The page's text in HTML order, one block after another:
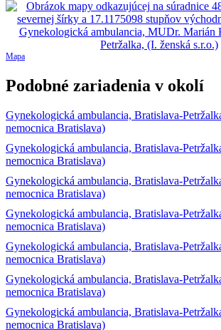
Mapa
Podobné zariadenia v okolí
Gynekologická ambulancia, Bratislava-
nemocnica Bratislava)
Gynekologická ambulancia, Bratislava-
nemocnica Bratislava)
Gynekologická ambulancia, Bratislava-
nemocnica Bratislava)
Gynekologická ambulancia, Bratislava-
nemocnica Bratislava)
Gynekologická ambulancia, Bratislava-
nemocnica Bratislava)
Gynekologická ambulancia, Bratislava-
nemocnica Bratislava)
Gynekologická ambulancia, Bratislava-
nemocnica Bratislava)